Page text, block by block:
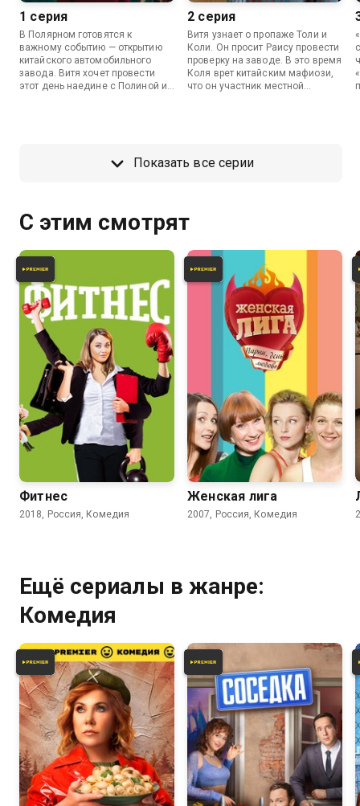
1 серия
В Полярном готовятся к
важному событию — открытию
китайского автомобильного
завода. Витя хочет провести
этот день наедине с Полиной и
продвижения завода.
2 серия
Витя узнает о пропаже Толи и
Коли. Он просит Раису провести
проверку на заводе. В это время
Коля врет китайским мафиози,
что он участник местной
Показать все серии
С этим смотрят
Фитнес
2018, Россия, Комедия
4.2 3.7
Женская лига
2007, Россия, Комедия
Ещё сериалы в жанре:
Комедия